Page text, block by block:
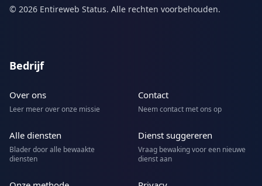
© 2026 Entireweb Status. Alle rechten voorbehouden.
Bedrijf
Over ons
Leer meer over onze missie
Contact
Neem contact met ons op
Alle diensten
Blader door alle bewaakte
diensten
Dienst suggereren
Vraag bewaking voor een nieuwe
dienst aan